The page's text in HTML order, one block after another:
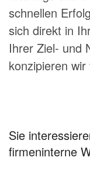
schnellen
sich direkt in
Ihrer Ziel- und
konzipieren
Sie
firmeninterne